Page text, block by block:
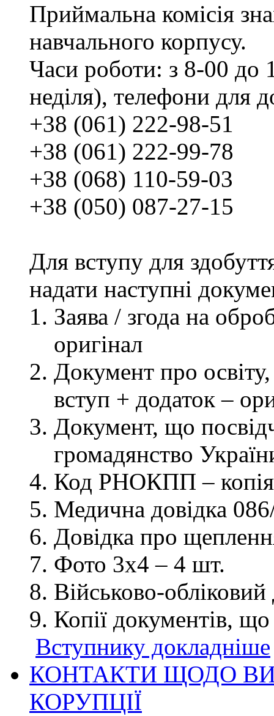
Приймальна комісія
навчального корпусу.
Часи роботи: з 8-00 до
неділя), телефони для
+38 (061) 222-98-51
+38 (061) 222-99-78
+38 (068) 110-59-03
+38 (050) 087-27-15
Для вступу для
надати наступні
Заява / згода на
оригінал
Документ про освіту,
вступ + додаток –
Документ, що
громадянство
Код РНОКПП – копія
Медична довідка
Довідка про
Фото 3х4 – 4 шт.
Військово-
Копії документів,
Вступнику докладніше
КОНТАКТИ ЩОДО
КОРУПЦІЇ